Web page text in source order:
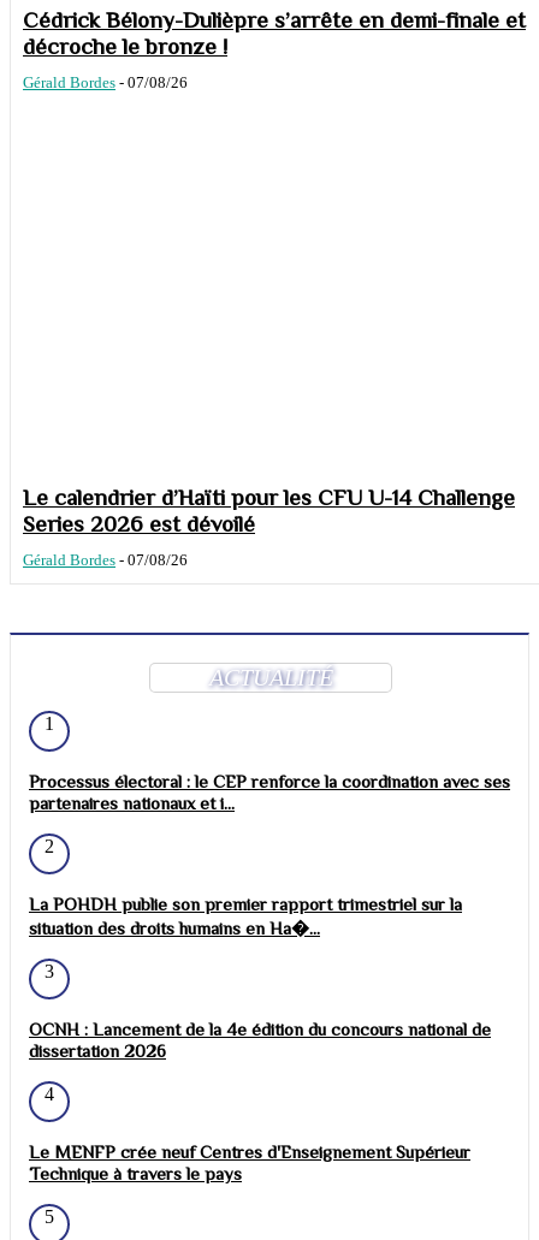
Cédrick Bélony-Dulièpre s’arrête en demi-finale et
décroche le bronze !
Gérald Bordes - 07/08/26
Le calendrier d’Haïti pour les CFU U-14 Challenge
Series 2026 est dévoilé
Gérald Bordes - 07/08/26
ACTUALITÉ
1
Processus électoral : le CEP renforce la coordination avec ses
partenaires nationaux et i...
2
La POHDH publie son premier rapport trimestriel sur la
situation des droits humains en Ha�...
3
OCNH : Lancement de la 4e édition du concours national de
dissertation 2026
4
Le MENFP crée neuf Centres d'Enseignement Supérieur
Technique à travers le pays
5